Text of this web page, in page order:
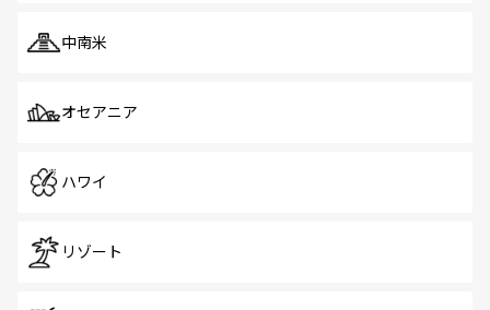
中南米
オセアニア
ハワイ
リゾート